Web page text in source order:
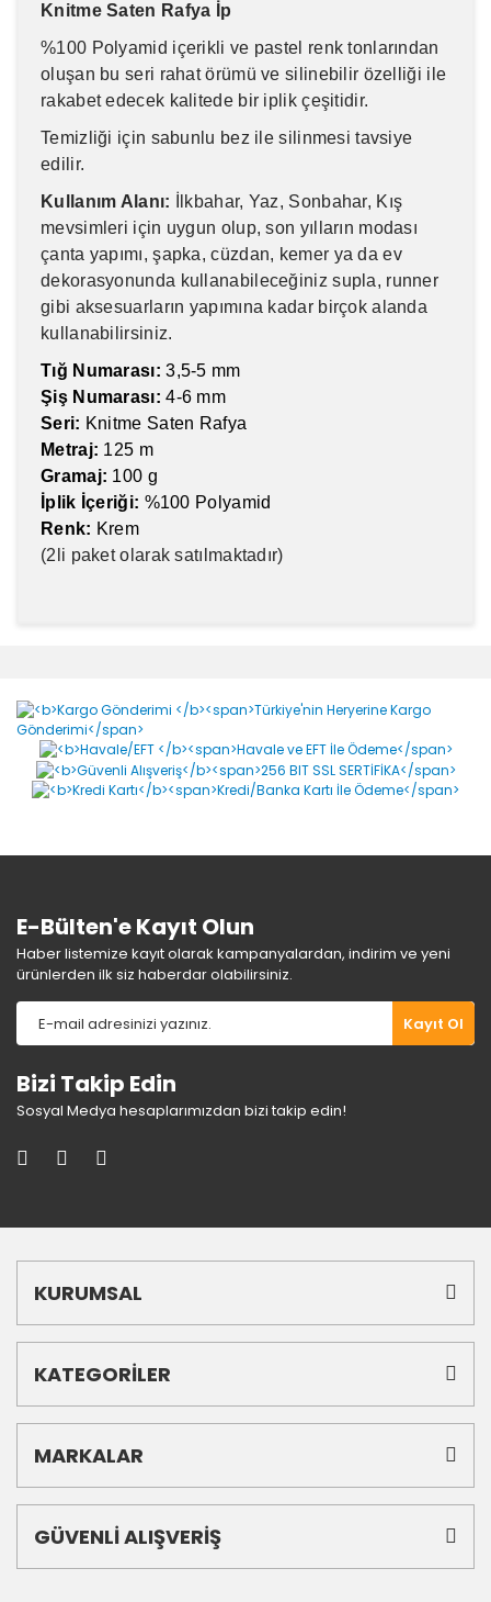
Knitme Saten Rafya İp
%100 Polyamid içerikli ve pastel renk tonlarından
oluşan bu seri rahat örümü ve silinebilir özelliği ile
rakabet edecek kalitede bir iplik çeşitidir.
Temizliği için sabunlu bez ile silinmesi tavsiye
edilir.
Kullanım Alanı:
İlkbahar, Yaz, Sonbahar, Kış
mevsimleri için uygun olup, son yılların modası
çanta yapımı, şapka, cüzdan, kemer ya da ev
dekorasyonunda kullanabileceğiniz supla, runner
gibi aksesuarların yapımına kadar birçok alanda
kullanabilirsiniz.
Tığ Numarası: 3,5-5 mm
Şiş Numarası: 4-6 mm
Seri: Knitme Saten Rafya
Metraj: 125 m
Gramaj: 100 g
İplik İçeriği: %100 Polyamid
Renk: Krem
(2li paket olarak satılmaktadır)
Yorum Yaz
Ürün resmi kalitesiz, bozuk veya görüntülenemiyor.
Ürün açıklamasında eksik bilgiler bulunuyor.
Ürün bilgilerinde hatalar bulunuyor.
E-Bülten'e Kayıt Olun
Haber listemize kayıt olarak kampanyalardan, indirim ve yeni
ürünlerden ilk siz haberdar olabilirsiniz.
Kayıt Ol
Bizi Takip Edin
Sosyal Medya hesaplarımızdan bizi takip edin!
KURUMSAL
KATEGORİLER
MARKALAR
GÜVENLİ ALIŞVERİŞ